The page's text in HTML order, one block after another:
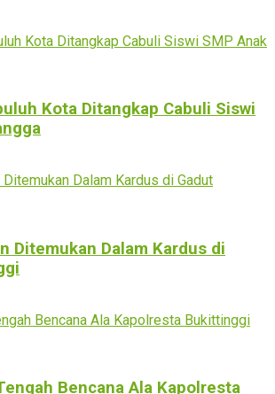
Kota Ditangkap Cabuli Siswi
Ditemukan Dalam Kardus di
Bencana Ala Kapolresta